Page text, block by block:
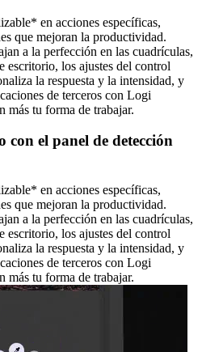
en acciones específicas,
que mejoran la productividad.
a la perfección en las cuadrículas,
escritorio, los ajustes del control
la respuesta y la intensidad, y
de terceros con Logi
más tu forma de trabajar.
con el panel de detección
en acciones específicas,
que mejoran la productividad.
a la perfección en las cuadrículas,
escritorio, los ajustes del control
la respuesta y la intensidad, y
de terceros con Logi
más tu forma de trabajar.